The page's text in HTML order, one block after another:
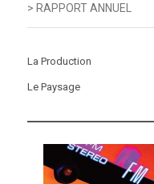
> RAPPORT ANNUEL
La Production
Le Paysage